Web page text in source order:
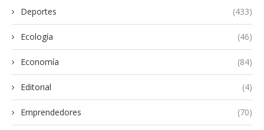
Deportes (433)
Ecología (46)
Economía (84)
Editorial (4)
Emprendedores (70)